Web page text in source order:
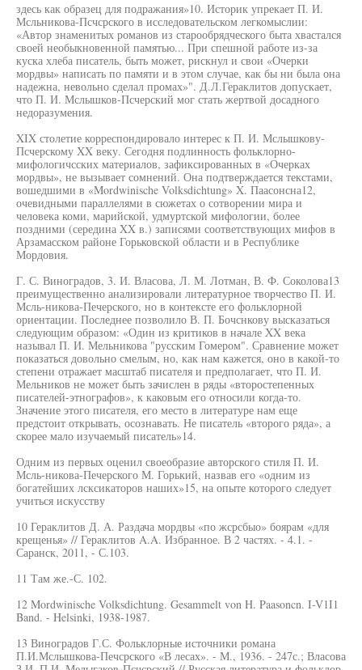
здесь как образец для подражания»10. Историк упрекает П. И.
Мсльникова-Псчсрского в исследовательском легкомыслии:
«Автор знаменитых романов из старообрядческого быта хвастался
своей необыкновенной памятью... При спешной работе из-за
куска хлеба писатель, быть может, рискнул и свои «Очерки
мордвы» написать по памяти и в этом случае, как бы ни была она
надежна, невольно сделал промах»". Д.Л.Гераклитов допускает,
что П. И. Мслышков-Псчерский мог стать жертвой досадного
недоразумения.
XIX столетие корреспондировало интерес к П. И. Мслышкову-
Псчерскому XX веку. Сегодня подлинность фольклорно-
мифологичсских материалов, зафиксированных в «Очерках
мордвы», не вызывает сомнений. Она подтверждается текстами,
вошедшими в «Mordwinische Volksdichtung» X. Паасонсна12,
очевидными параллелями в сюжетах о сотворении мира и
человека коми, марийской, удмуртской мифологии, более
поздними (середина XX в.) записями соответствующих мифов в
Арзамасском районе Горьковской области и в Республике
Мордовия.
Г. С. Виноградов, 3. И. Власова, Л. М. Лотман, В. Ф. Соколова13
преимущественно анализировали литературное творчество П. И.
Мсль-никова-Печерского, но в контексте его фольклорной
ориентации. Последнее позволило В. П. Бочснкову высказаться
следующим образом: «Один из критиков в начале XX века
называл П. И. Мельникова "русским Гомером". Сравнение может
показаться довольно смелым, но, как нам кажется, оно в какой-то
степени отражает масштаб писателя и предполагает, что П. И.
Мельников не может быть зачислен в ряды «второстепенных
писателей-этнографов», к каковым его относили когда-то.
Значение этого писателя, его место в литературе нам еще
предстоит открывать, осознавать. Не писатель «второго ряда», а
скорее мало изучаемый писатель»14.
Одним из первых оценил своеобразие авторского стиля П. И.
Мсль-никова-Печерского М. Горький, назвав его «одним из
богатейших лсксикаторов наших»15, на опыте которого следует
учиться искусству
10 Гераклитов Д. А. Раздача мордвы «по жсрсбыо» боярам «для
крещенья» // Гераклитов A.A. Избранное. В 2 частях. - 4.1. -
Саранск, 2011, - С.103.
11 Там же.-С. 102.
12 Mordwinische Volksdichtung. Gesammelt von H. Paasoncn. I-V1I1
Band. - Helsinki, 1938-1987.
13 Виноградов Г.С. Фольклорные источники романа
П.И.Мслышкова-Печсрского «В лесах». - М., 1936. - 247с.; Власова